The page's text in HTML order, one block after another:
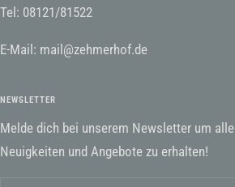
Tel: 08121/81522
E-Mail: mail@zehmerhof.de
NEWSLETTER
Melde dich bei unserem Newsletter um alle
Neuigkeiten und Angebote zu erhalten!